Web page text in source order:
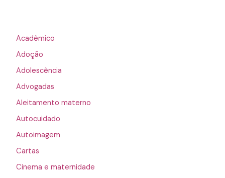
Acadêmico
Adoção
Adolescência
Advogadas
Aleitamento materno
Autocuidado
Autoimagem
Cartas
Cinema e maternidade